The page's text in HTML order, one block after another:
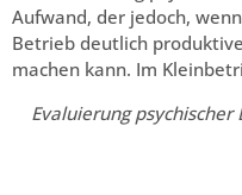
Aufwand, der jedoch,
Betrieb deutlich
machen kann. Im
Evaluierung